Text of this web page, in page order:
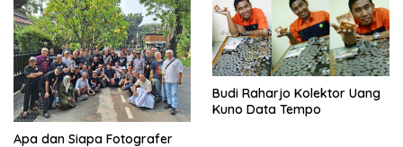
Apa dan Siapa Fotografer
Budi Raharjo Kolektor Uang
Kuno Data Tempo